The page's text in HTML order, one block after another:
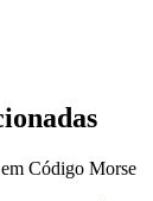
Código Morse